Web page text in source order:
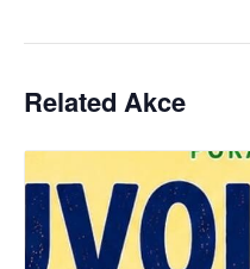
Related Akce